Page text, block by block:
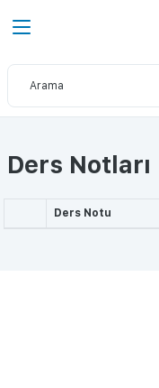
Ders Notları
Ders Notu